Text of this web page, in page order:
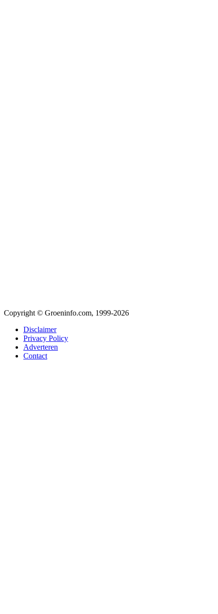
Copyright © Groeninfo.com, 1999-2026
Disclaimer
Privacy Policy
Adverteren
Contact